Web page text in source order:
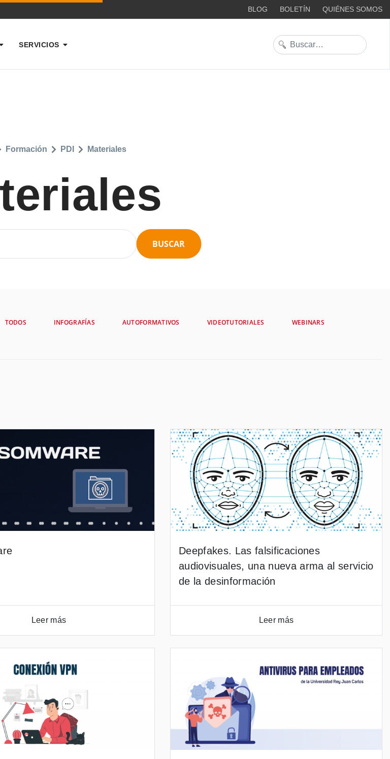
BLOG BOLETÍN QUIÉNES SOMOS
SERVICIOS Buscar
Formación PDI Materiales
BUSCAR
TODOS INFOGRAFÍAS AUTOFORMATIVOS VIDEOTUTORIALES WEBINARS
Leer más
Deepfakes. Las falsificaciones
audiovisuales, una nueva arma al servicio
de la desinformación
Leer más